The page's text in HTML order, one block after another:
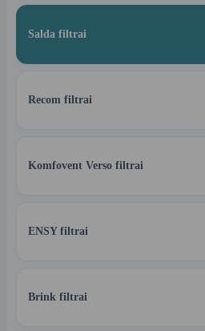
Salda filtrai
Recom filtrai
Komfovent Verso filtrai
ENSY filtrai
Brink filtrai